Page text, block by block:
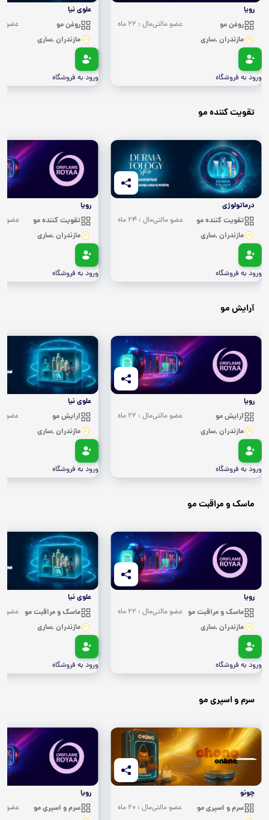
رویا
روغن مو
مازندران ,ساری
عضو مالتی‌مال : 22 ماه
ورود به فروشگاه
علوی نیا
روغن مو
مازندران ,ساری
عضو
ورود به فروشگاه
تقویت کننده مو
درماتولوژی
تقویت کننده مو
مازندران ,ساری
عضو مالتی‌مال : 24 ماه
ورود به فروشگاه
رویا
تقویت کننده مو
مازندران ,ساری
عضو
ورود به فروشگاه
آرایش مو
رویا
آرایش مو
مازندران ,ساری
عضو مالتی‌مال : 22 ماه
ورود به فروشگاه
علوی نیا
آرایش مو
مازندران ,ساری
عضو
ورود به فروشگاه
ماسک و مراقبت مو
رویا
ماسک و مراقبت مو
مازندران ,ساری
عضو مالتی‌مال : 22 ماه
ورود به فروشگاه
علوی نیا
ماسک و مراقبت مو
مازندران ,ساری
عضو
ورود به فروشگاه
سرم و اسپری مو
چونو
سرم و اسپری مو
عضو مالتی‌مال : 20 ماه
رویا
سرم و اسپری مو
عضو